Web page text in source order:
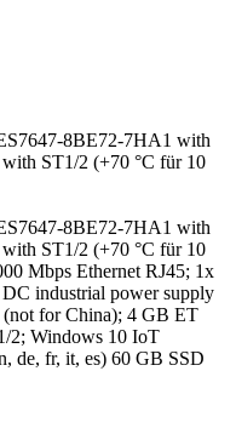
8BE72-7HA1 with
ST1/2 (+70 °C für 10
8BE72-7HA1 with
ST1/2 (+70 °C für 10
Mbps Ethernet RJ45; 1x
industrial power supply
for China); 4 GB ET
2; Windows 10 IoT
de, fr, it, es) 60 GB SSD